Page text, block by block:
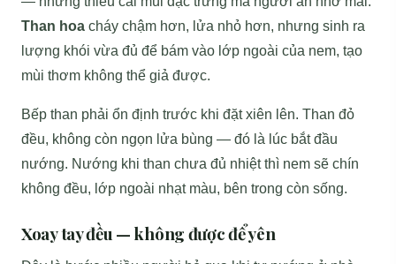
Than hoa cháy chậm hơn, lửa nhỏ hơn, nhưng sinh ra
lượng khói vừa đủ để bám vào lớp ngoài của nem, tạo
mùi thơm không thể giả được.
Bếp than phải ổn định trước khi đặt xiên lên. Than đỏ
đều, không còn ngọn lửa bùng — đó là lúc bắt đầu
nướng. Nướng khi than chưa đủ nhiệt thì nem sẽ chín
không đều, lớp ngoài nhạt màu, bên trong còn sống.
Xoay tay đều — không được để yên